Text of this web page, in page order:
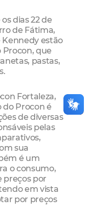
dias 22 de
de Fátima,
estão
Procon, que
pastas,
Fortaleza,
do Procon é
de diversas
pelas
sua
é um
o consumo,
preços por
em vista
por preços